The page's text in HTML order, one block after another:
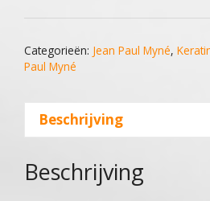
Mask
200Ml
aantal
Categorieën: Jean Paul Myné,
Paul Myné
Beschrijving
Beschrijving